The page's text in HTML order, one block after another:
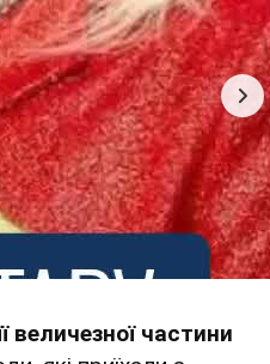
величезної частини